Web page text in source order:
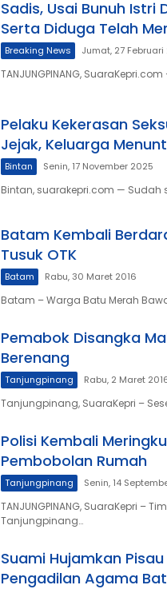
Sadis, Usai Bunuh
Serta Diduga Telah
Breaking News Jumat, 27
TANJUNGPINANG,
Pelaku Kekerasan
Jejak, Keluarga
Bintan Senin, 17 November 2025
Bintan, suarakepri.com — Sudah
Batam Kembali
Tusuk OTK
Batam Rabu, 30 Maret 2016
Batam – Warga Batu Merah
Pemabok Disangka
Berenang
Tanjungpinang Rabu, 2 Maret
Tanjungpinang, SuaraKepri –
Polisi Kembali
Pembobolan Rumah
Tanjungpinang Senin, 14
TANJUNGPINANG, SuaraKepri –
Tanjungpinang…
Suami Hujamkan
Pengadilan Agama